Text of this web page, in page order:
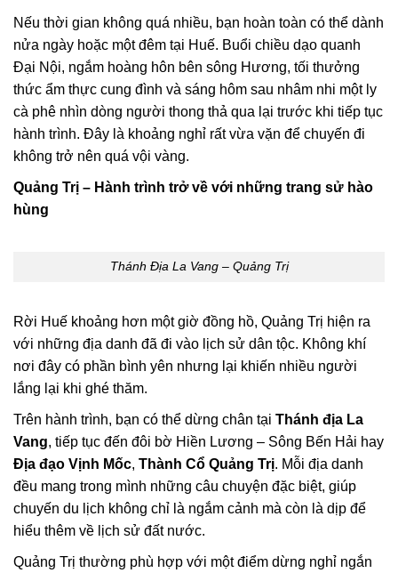
Nếu thời gian không quá nhiều, bạn hoàn toàn có thể dành
nửa ngày hoặc một đêm tại Huế. Buổi chiều dạo quanh
Đại Nội, ngắm hoàng hôn bên sông Hương, tối thưởng
thức ẩm thực cung đình và sáng hôm sau nhâm nhi một ly
cà phê nhìn dòng người thong thả qua lại trước khi tiếp tục
hành trình. Đây là khoảng nghỉ rất vừa vặn để chuyến đi
không trở nên quá vội vàng.
Quảng Trị – Hành trình trở về với những trang sử hào
hùng
Thánh Địa La Vang – Quảng Trị
Rời Huế khoảng hơn một giờ đồng hồ, Quảng Trị hiện ra
với những địa danh đã đi vào lịch sử dân tộc. Không khí
nơi đây có phần bình yên nhưng lại khiến nhiều người
lắng lại khi ghé thăm.
Trên hành trình, bạn có thể dừng chân tại Thánh địa La
Vang, tiếp tục đến đôi bờ Hiền Lương – Sông Bến Hải hay
Địa đạo Vịnh Mốc, Thành Cổ Quảng Trị. Mỗi địa danh
đều mang trong mình những câu chuyện đặc biệt, giúp
chuyến du lịch không chỉ là ngắm cảnh mà còn là dịp để
hiểu thêm về lịch sử đất nước.
Quảng Trị thường phù hợp với một điểm dừng nghỉ ngắn